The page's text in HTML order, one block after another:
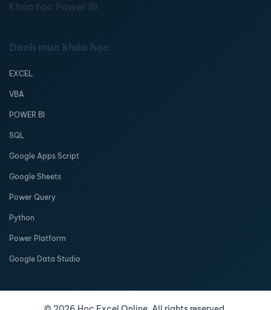
Khóa học Power BI
Danh mục khóa học
EXCEL
VBA
POWER BI
SQL
Google Apps Script
Google Sheets
Power Query
Python
Power Platform
Google Data Studio